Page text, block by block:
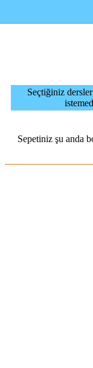
Seçtiğiniz
Sepetiniz şu anda